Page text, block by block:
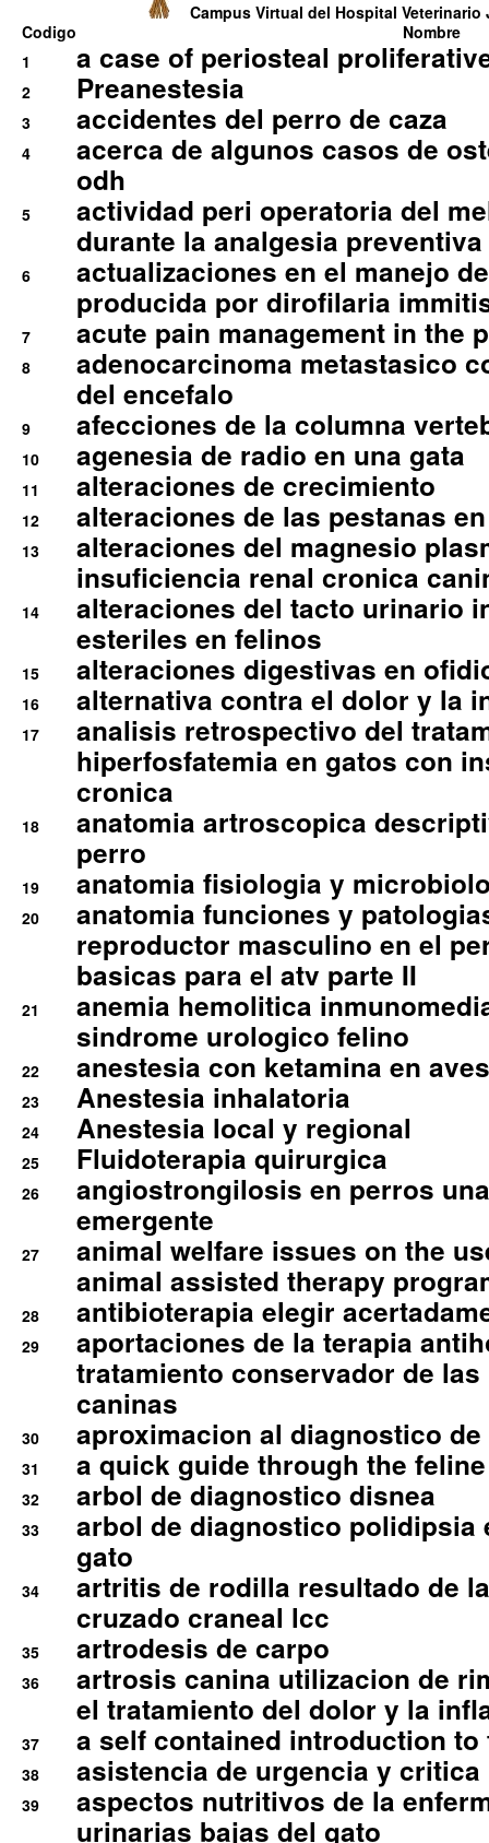
Campus Virtual del Hospital Veterinario
Codigo
Nombre
1
a case of periosteal
2 Preanestesia
3 accidentes del perro de caza
4
acerca de algunos casos de
odh
5
actividad peri operatoria del
durante la analgesia
6
actualizaciones en el manejo
producida por dirofilaria
7 acute pain management in the
8
adenocarcinoma metastasico
del encefalo
9 afecciones de la columna
10 agenesia de radio en una gata
11 alteraciones de crecimiento
12 alteraciones de las pestanas
13
alteraciones del magnesio
insuficiencia renal cronica
14
alteraciones del tacto urinario
esteriles en felinos
15 alteraciones digestivas en
16 alternativa contra el dolor y la
17
analisis retrospectivo del
hiperfosfatemia en gatos con
cronica
18
anatomia artroscopica
perro
19 anatomia fisiologia y
20
anatomia funciones y
reproductor masculino en el
basicas para el atv parte II
21
anemia hemolitica
sindrome urologico felino
22 anestesia con ketamina en
23 Anestesia inhalatoria
24 Anestesia local y regional
25 Fluidoterapia quirurgica
26
angiostrongilosis en perros
emergente
27
animal welfare issues on the
animal assisted therapy
28 antibioterapia elegir
29
aportaciones de la terapia
tratamiento conservador de
caninas
30 aproximacion al diagnostico
31 a quick guide through the
32 arbol de diagnostico disnea
33
arbol de diagnostico polidipsia
gato
34
artritis de rodilla resultado de
cruzado craneal lcc
35 artrodesis de carpo
36
artrosis canina utilizacion de
el tratamiento del dolor y la
37 a self contained introduction
38 asistencia de urgencia y
39
aspectos nutritivos de la
urinarias bajas del gato